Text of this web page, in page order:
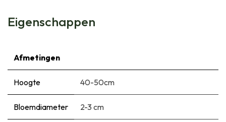
Eigenschappen
Afmetingen
Hoogte 40-50cm
Bloemdiameter 2-3 cm